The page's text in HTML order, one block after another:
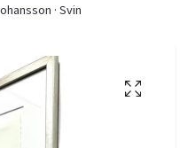
· Svin